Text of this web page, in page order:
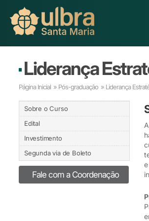
Liderança
Página Inicial » Pós-graduação » Liderança
Sobre o Curso
Edital
Investimento
Segunda via de Boleto
Fale com a Coordenação